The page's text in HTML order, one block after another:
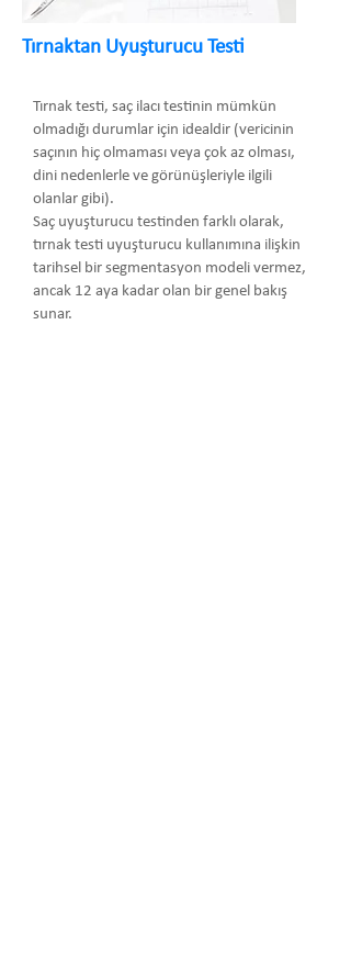
Tırnaktan Uyuşturucu Testi
Tırnak testi, saç ilacı testinin mümkün
olmadığı durumlar için idealdir (vericinin
saçının hiç olmaması veya çok az olması,
dini nedenlerle ve görünüşleriyle ilgili
olanlar gibi).
Saç uyuşturucu testinden farklı olarak,
tırnak testi uyuşturucu kullanımına ilişkin
tarihsel bir segmentasyon modeli vermez,
ancak 12 aya kadar olan bir genel bakış
sunar.